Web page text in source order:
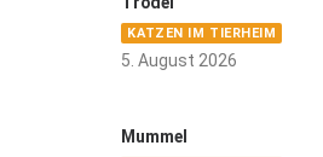
KATZEN IM TIERHEIM
5. August 2026
Mummel